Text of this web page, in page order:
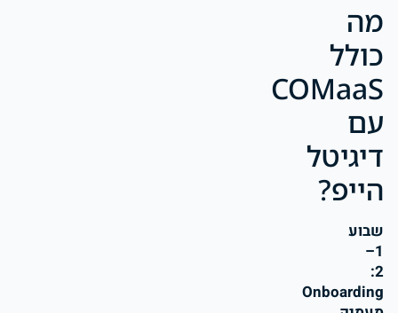
מה
כולל
COMaaS
עם
דיגיטל
הייפ?
שבוע
1–
2:
Onboarding